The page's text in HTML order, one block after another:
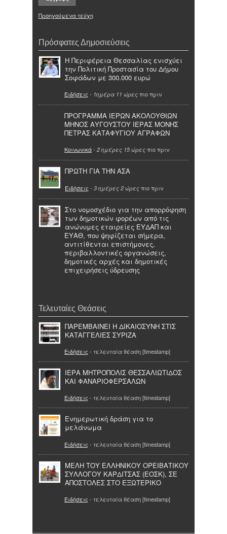
Προηγούμενα τεύχη
Πρόσφατες Δημοσιεύσεις
Η Περιφέρεια Θεσσαλίας ενισχύει
την Πολιτική Προστασία του Δήμου
Σοφάδων με 300.000 ευρώ
Ειδήσεις - 1ημέρα 11 ώρες πιο πριν
ΠΡΟΓΡΑΜΜΑ ΙΕΡΩΝ ΑΚΟΛΟΥΘΙΩΝ
ΜΗΝΟΣ ΑΥΓΟΥΣΤΟΥ ΙΕΡΑΣ ΜΟΝΗΣ
ΠΕΤΡΑΣ ΚΑΤΑΦΥΓΙΟΥ ΑΓΡΑΦΩΝ
Κοινωνικά- 2 ημέρες 15 ώρες πιο πριν
ΠΡΩΤΗ ΓΙΑ ΤΗΝ ΑΣΑ
Ειδήσεις - 3 ημέρες 2 ώρες πιο πριν
Στο νομοσχέδιο για την απορρόφηση
των δημοτικών φορέων από τις
ανώνυμες εταιρείες ΕΥΔΑΠ και
ΕΥΑΘ, που ψηφίζεται σήμερα,
αντιτίθενται επιστήμονες,
περιβαλλοντικές οργανώσεις,
δημοτικές αρχές και δημοτικές
επιχειρήσεις ύδρευσης
Τελευταίες Θεάσεις
ΠΑΡΕΜΒΑΙΝΕΙ Η ΔΙΚΑΙΟΣΥΝΗ ΣΤΙΣ
ΚΑΤΑΓΓΕΛΙΕΣ ΣΥΡΙΖΑ
Ειδήσεις - τελευταία θέαση [timestamp]
ΙΕΡΑ ΜΗΤΡΟΠΟΛΙΣ ΘΕΣΣΑΛΙΩΤΙΔΟΣ
ΚΑΙ ΦΑΝΑΡΙΟΦΕΡΣΑΛΩΝ
Ειδήσεις - τελευταία θέαση [timestamp]
Ενημερωτική δράση για το
μελάνωμα
Ειδήσεις - τελευταία θέαση [timestamp]
ΜΕΛΗ ΤΟΥ ΕΛΛΗΝΙΚΟΥ ΟΡΕΙΒΑΤΙΚΟΥ
ΣΥΛΛΟΓΟΥ ΚΑΡΔΙΤΣΑΣ (ΕΟΣΚ), ΣΕ
ΑΠΟΣΤΟΛΕΣ ΣΤΟ ΕΞΩΤΕΡΙΚΟ
Ειδήσεις - τελευταία θέαση [timestamp]